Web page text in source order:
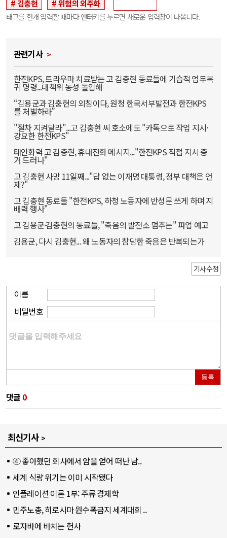
김충현
위험의 외주화
태그를 한개 입력할 때마다 엔터키를 누르면 새로운 입력창이 나옵니다.
관련기사
한전KPS, 트라우마 치료받는 고 김충현 동료들에 기습적 업무복
귀 명령...대책위 농성 돌입해
“김용균과 김충현의 외침이다, 원청 한국서부발전과 한전KPS
를 처벌하라”
"절차 지켜달라"...고 김충현 씨 호소에도 "카톡으로 작업 지시·
강요한 한전KPS"
태안화력 고 김충현, 휴대전화 메시지..."한전KPS 직접 지시 증
거 드러나"
고 김충현 사망 11일째..."답 없는 이재명 대통령, 정부 대책은 언
제?"
고 김충현 동료들 "한전KPS, 하청 노동자에 반성문 쓰게 하며 지
배력 행사"
고 김용균·김충현의 동료들, "죽음의 발전소 멈추는" 파업 예고
김용균, 다시 김충현... 왜 노동자의 참담한 죽음은 반복되는가
기사수정
이름
비밀번호
등록
댓글 0
최신기사
④ 좋아했던 회사에서 암을 얻어 떠난 남..
세계 식량 위기는 이미 시작됐다
인플레이션 이론 1부: 주류 경제학
민주노총, 히로시마 원수폭금지 세계대회 ..
로자바에 바치는 헌사